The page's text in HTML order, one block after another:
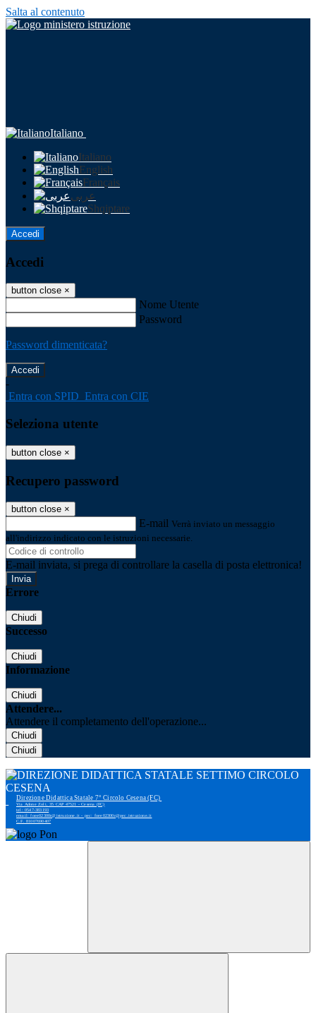
Salta al contenuto
Italiano
Italiano
English
Français
عربى
Shqiptare
Accedi
Accedi
button close ×
Nome Utente
Password
Password dimenticata?
-
Entra con SPID Entra con CIE
Seleziona utente
button close ×
Recupero password
button close ×
E-mail Verrà inviato un messaggio
all'indirizzo indicato con le istruzioni necessarie.
E-mail inviata, si prega di controllare la casella di posta elettronica!
Errore
Chiudi
Successo
Chiudi
Informazione
Chiudi
Attendere...
Attendere il completamento dell'operazione...
Chiudi
Chiudi
Direzione Didattica Statale 7° Circolo Cesena (FC)
Via Adone Zoli, 35 CAP 47521 - Cesena (FC)
tel: 0547-383193
email: foee02300r@istruzione.it - pec: foee02300r@pec.istruzione.it
C.F. 81007690407